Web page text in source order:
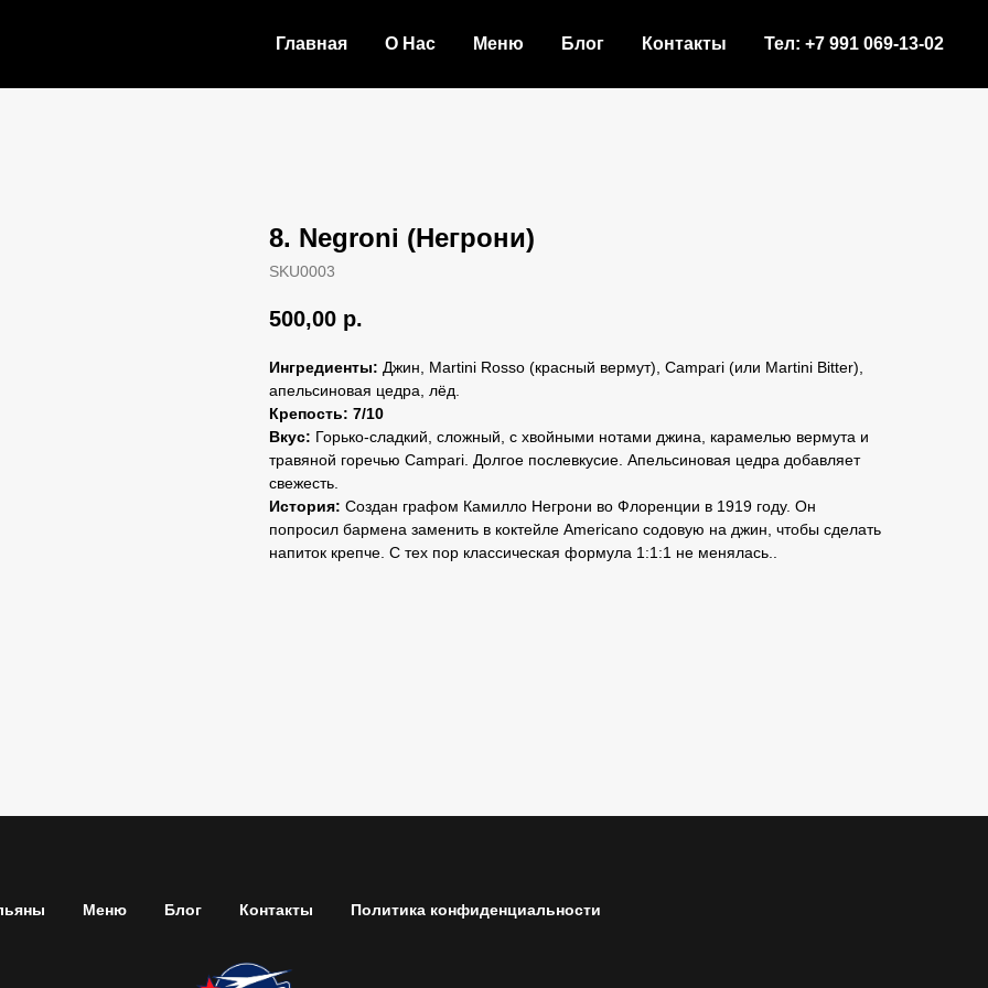
Главная О Нас Меню Блог Контакты Тел: +7 991 069-13-02
8. Negroni (Негрони)
SKU0003
500,00 р.
Ингредиенты: Джин, Martini Rosso (красный вермут), Campari (или Martini Bitter),
апельсиновая цедра, лёд.
Крепость: 7/10
Вкус: Горько-сладкий, сложный, с хвойными нотами джина, карамелью вермута и
травяной горечью Campari. Долгое послевкусие. Апельсиновая цедра добавляет
свежесть.
История: Создан графом Камилло Негрони во Флоренции в 1919 году. Он
попросил бармена заменить в коктейле Americano содовую на джин, чтобы сделать
напиток крепче. С тех пор классическая формула 1:1:1 не менялась..
Меню Блог Контакты Политика конфиденциальности